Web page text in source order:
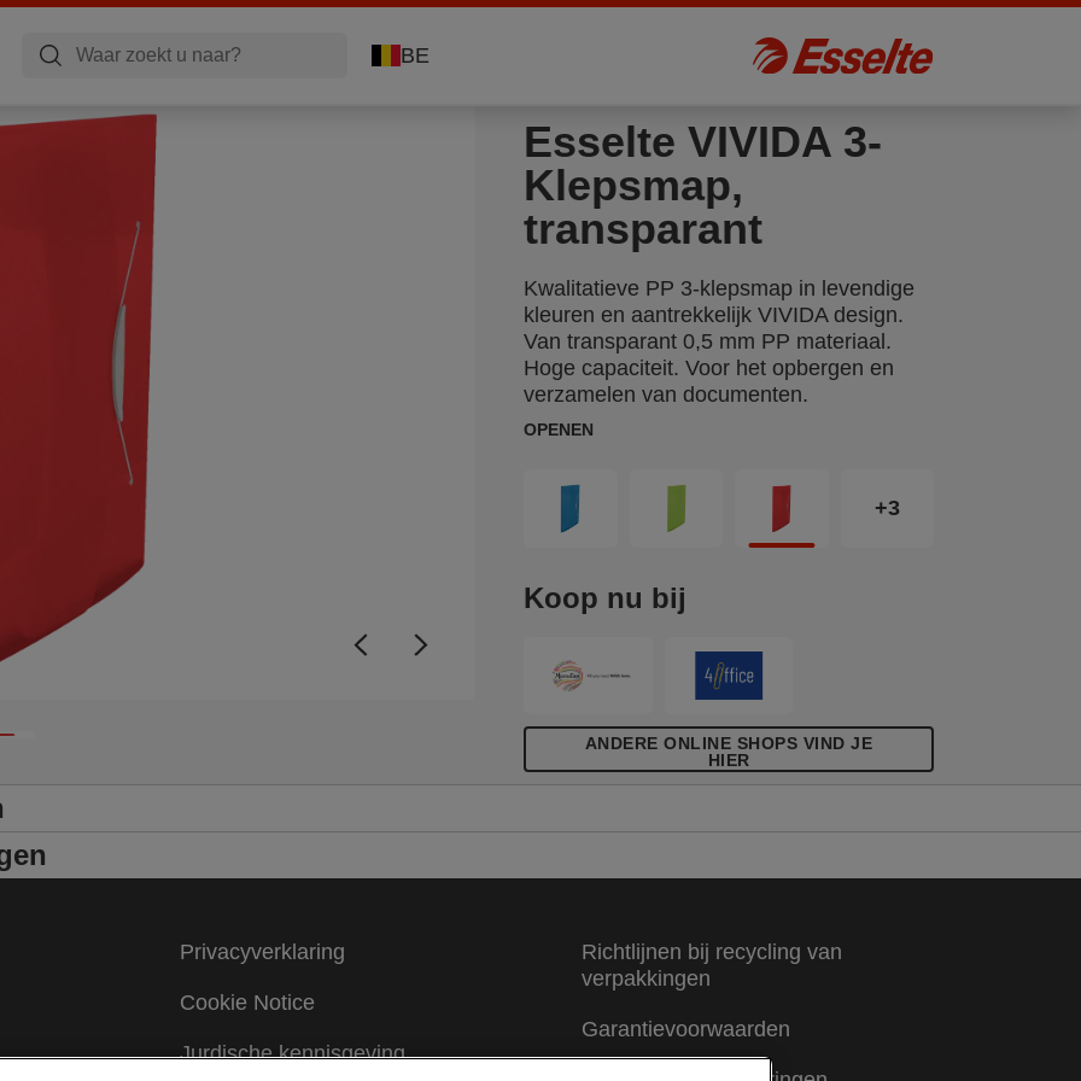
BE
Esselte VIVIDA 3-
Klepsmap,
transparant
Kwalitatieve PP 3-klepsmap in levendige
kleuren en aantrekkelijk VIVIDA design.
Van transparant 0,5 mm PP materiaal.
Hoge capaciteit. Voor het opbergen en
verzamelen van documenten.
OPENEN
+3
Koop nu bij
ANDERE ONLINE SHOPS VIND JE
HIER
Privacyverklaring
Cookie Notice
Jurdische kennisgeving
Richtlijnen bij recycling van
verpakkingen
Garantievoorwaarden